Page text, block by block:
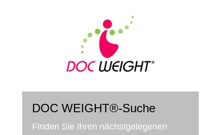
DOC WEIGHT®-Suche
Fin­den Sie Ihren nächst­ge­le­ge­nen